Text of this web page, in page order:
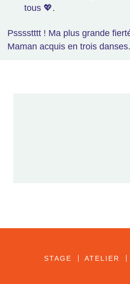
tous 💖.
Psssstttt ! Ma plus grande
Maman acquis en trois danses.
STAGE ATELIER